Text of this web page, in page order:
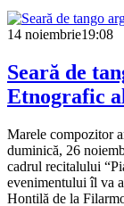
14 noiembrie19:08
Seară de
Etnografic
Marele compozitor
duminică, 26
cadrul recitalului
evenimentului îl va
Hontilă de la